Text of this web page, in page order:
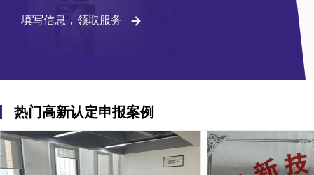
填写信息，领取服务
热门高新认定申报案例